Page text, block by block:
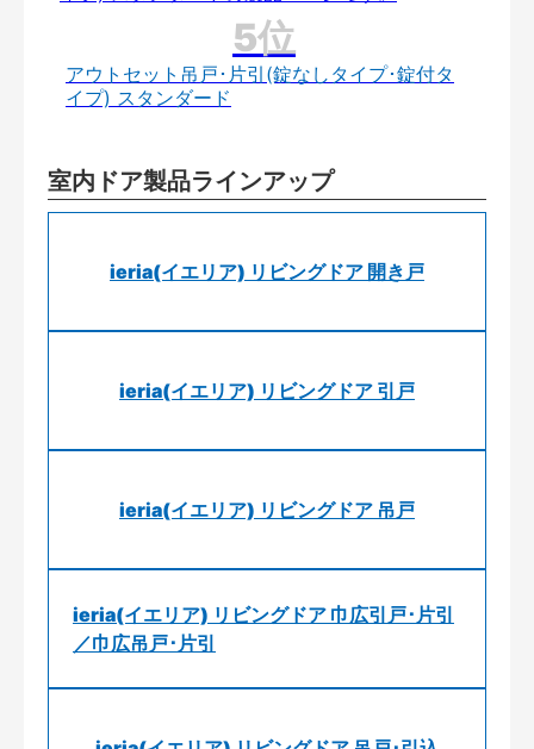
アウトセット吊戸･片引(錠なしタイプ･錠付タ
イプ) スタンダード
室内ドア製品ラインアップ
ieria(イエリア) リビングドア 開き戸
ieria(イエリア) リビングドア 引戸
ieria(イエリア) リビングドア 吊戸
ieria(イエリア) リビングドア 巾広引戸･片引
／巾広吊戸･片引